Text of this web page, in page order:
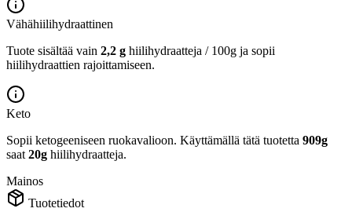
Vähähiilihydraattinen
Tuote sisältää vain 2,2 g hiilihydraatteja / 100g ja sopii
hiilihydraattien rajoittamiseen.
Keto
Sopii ketogeeniseen ruokavalioon. Käyttämällä tätä tuotetta 909g
saat 20g hiilihydraatteja.
Mainos
Tuotetiedot